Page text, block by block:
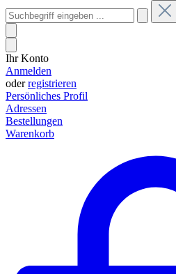
Ihr Konto
Anmelden
oderregistrieren
Persönliches Profil
Adressen
Bestellungen
Warenkorb